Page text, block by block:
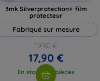
3mk Silverprotection+ film
protecteur
Fabriqué sur mesure
19,90 €
17,90 €
En stock > 5 pièces